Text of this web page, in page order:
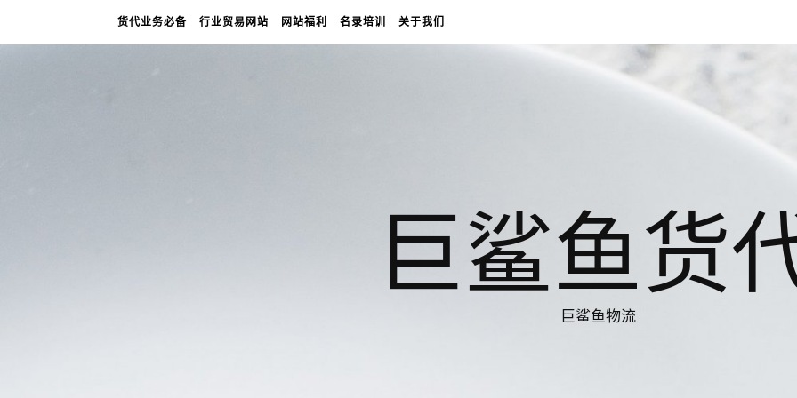
货代业务必备 行业贸易网站 网站福利 名录培训 关于我们
巨鲨鱼货
巨鲨鱼物流